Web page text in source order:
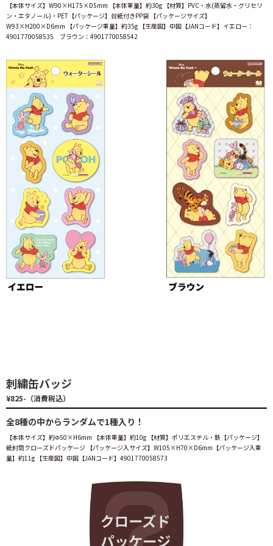
【本体サイズ】W90×H175×D5mm 【本体重量】約30g 【材質】PVC・水(蒸留水・グリセリ
ン・エタノール)・PET【パッケージ】台紙付きPP袋 【パッケージサイズ】
W93×H200×D6mm 【パッケージ重量】約35g 【生産国】中国【JANコード】イエロー：
4901770058535 ブラウン：4901770058542
刺繍缶バッジ
¥825-（消費税込）
全8種の中からランダムで1種入り！
【本体サイズ】約Φ50×H6mm 【本体重量】約10g 【材質】ポリエステル・鉄【パッケージ】
紙封筒クローズドパッケージ 【パッケージ入サイズ】W105×H70×D6mm【パッケージ入重
量】約11g 【生産国】中国【JANコード】4901770058573